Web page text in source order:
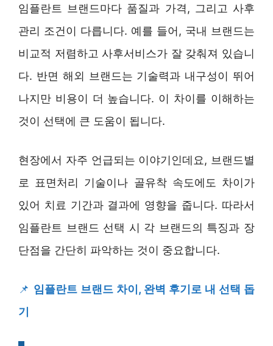
임플란트 브랜드마다 품질과 가격, 그리고 사후
관리 조건이 다릅니다. 예를 들어, 국내 브랜드는
비교적 저렴하고 사후서비스가 잘 갖춰져 있습니
다. 반면 해외 브랜드는 기술력과 내구성이 뛰어
나지만 비용이 더 높습니다. 이 차이를 이해하는
것이 선택에 큰 도움이 됩니다.
현장에서 자주 언급되는 이야기인데요, 브랜드별
로 표면처리 기술이나 골유착 속도에도 차이가
있어 치료 기간과 결과에 영향을 줍니다. 따라서
임플란트 브랜드 선택 시 각 브랜드의 특징과 장
단점을 간단히 파악하는 것이 중요합니다.
📌 임플란트 브랜드 차이, 완벽 후기로 내 선택 돕
기